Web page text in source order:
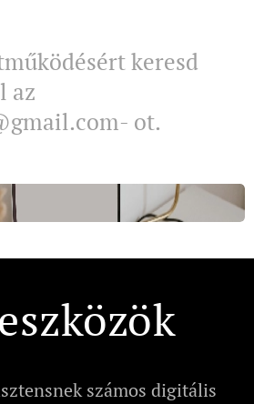
keresd
az
ot.
számos digitális